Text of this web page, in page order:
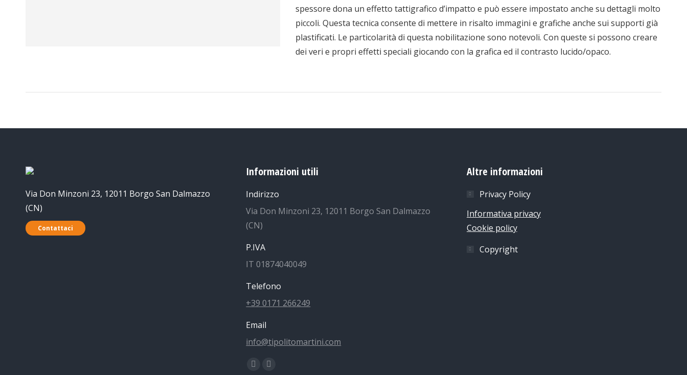
spessore dona un effetto tattigrafico d’impatto e può essere impostato anche su dettagli molto
piccoli. Questa tecnica consente di mettere in risalto immagini e grafiche anche sui supporti già
plastificati. Le particolarità di questa nobilitazione sono notevoli. Con queste si possono creare
dei veri e propri effetti speciali giocando con la grafica ed il contrasto lucido/opaco.
Via Don Minzoni 23, 12011 Borgo San Dalmazzo
(CN)
Contattaci
Informazioni utili
Indirizzo
Via Don Minzoni 23, 12011 Borgo San Dalmazzo
(CN)
P.IVA
IT 01874040049
Telefono
+39 0171 266249
Email
info@tipolitomartini.com
Find us on:
FacebookInstagram
Altre informazioni
Privacy Policy
Informativa privacy
Cookie policy
Copyright